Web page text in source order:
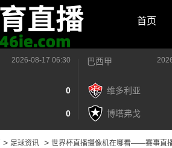
首页
2026-08-17 06:30
0
0
巴西甲
维多利亚
博塔弗戈
> 足球资讯 > 世界杯直播摄像机在哪看——赛事直